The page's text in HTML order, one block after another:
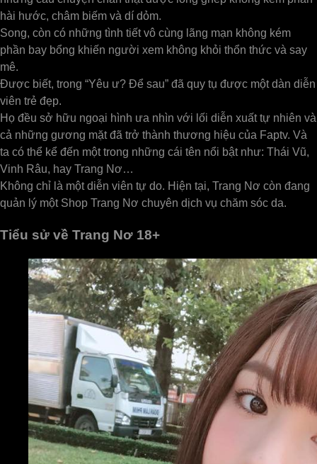
hài hước, châm biếm và dí dỏm.
Song, còn có những tình tiết vô cùng lãng mạn không kém
phần bay bổng khiến người xem không khỏi thổn thức và say
mê.
Được biết, trong “Yêu ư? Để sau” đã quy tụ được một dàn diễn
viên trẻ đẹp.
Họ đều sở hữu ngoại hình ưa nhìn với lối diễn xuất tự nhiên và
cả những gương mặt đã trở thành thương hiệu của Faptv. Và
ta có thể kể đến một trong những cái tên nổi bật như: Thái Vũ,
Vinh Râu, hay Trang Nơ…
Không chỉ là một diễn viên tự do. Hiện tại, Trang Nơ còn đang
quản lý một Shop Trang Nơ chuyên dịch vụ chăm sóc da.
Tiểu sử về Trang Nơ 18+